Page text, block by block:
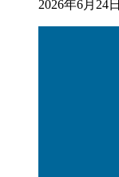
2026年6月24日